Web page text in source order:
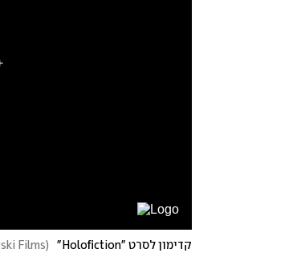
קדימון לסרט "Holofiction" (
Films